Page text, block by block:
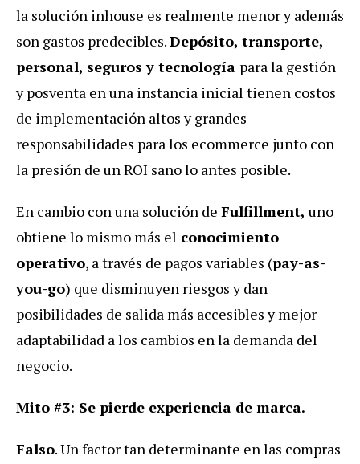
la solución inhouse es realmente menor y además
son gastos predecibles.Depósito, transporte,
personal, seguros y tecnología para la gestión
y posventa en una instancia inicial tienen costos
de implementación altos y grandes
responsabilidades para los ecommerce junto con
la presión de un ROI sano lo antes posible.
En cambio con una solución de Fulfillment, uno
obtiene lo mismo más el conocimiento
operativo, a través de pagos variables (pay-as-
you-go) que disminuyen riesgos y dan
posibilidades de salida más accesibles y mejor
adaptabilidad a los cambios en la demanda del
negocio.
Mito #3: Se pierde experiencia de marca.
Falso. Un factor tan determinante en las compras